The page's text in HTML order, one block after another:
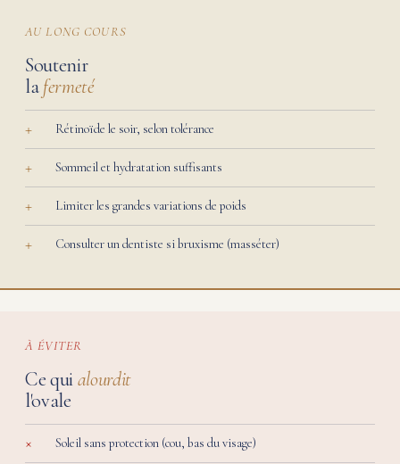
AU LONG COURS
Soutenir
lafermeté
Rétinoïde le soir, selon tolérance
Sommeil et hydratation suffisants
Limiter les grandes variations de poids
Consulter un dentiste si bruxisme (masséter)
À ÉVITER
Ce quialourdit
l'ovale
Soleil sans protection (cou, bas du visage)